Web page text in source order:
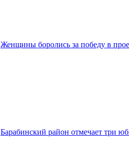
Женщины боролись за победу в
Барабинский район отмечает три